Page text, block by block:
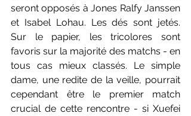
seront opposés à Jones Ralfy Janssen
et Isabel Lohau. Les dés sont jetés.
Sur le papier, les tricolores sont
favoris sur la majorité des matchs - en
tous cas mieux classés. Le simple
dame, une redite de la veille, pourrait
cependant être le premier match
crucial de cette rencontre - si Xuefei